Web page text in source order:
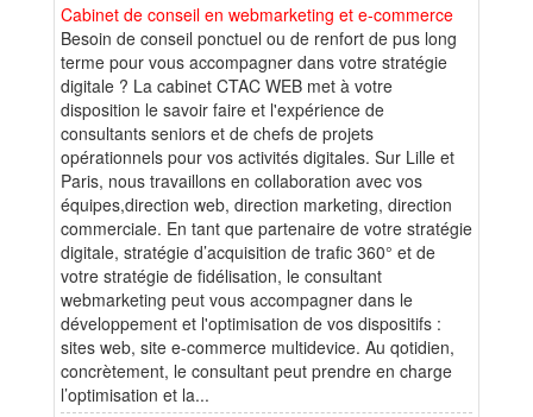
Cabinet de conseil en webmarketing et e-commerce
Besoin de conseil ponctuel ou de renfort de pus long
terme pour vous accompagner dans votre stratégie
digitale ? La cabinet CTAC WEB met à votre
disposition le savoir faire et l'expérience de
consultants seniors et de chefs de projets
opérationnels pour vos activités digitales. Sur Lille et
Paris, nous travaillons en collaboration avec vos
équipes,direction web, direction marketing, direction
commerciale. En tant que partenaire de votre stratégie
digitale, stratégie d’acquisition de trafic 360° et de
votre stratégie de fidélisation, le consultant
webmarketing peut vous accompagner dans le
développement et l'optimisation de vos dispositifs :
sites web, site e-commerce multidevice. Au qotidien,
concrètement, le consultant peut prendre en charge
l’optimisation et la...